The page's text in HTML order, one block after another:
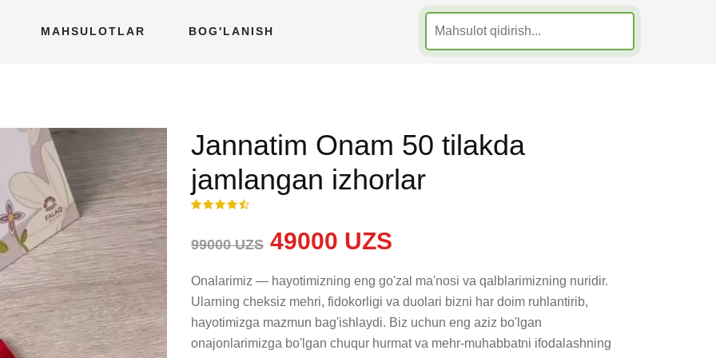
MAHSULOTLAR BOG'LANISH
Jannatim Onam 50 tilakda
jamlangan izhorlar
99000 UZS 49000 UZS
Onalarimiz — hayotimizning eng go'zal ma'nosi va qalblarimizning nuridir.
Ularning cheksiz mehri, fidokorligi va duolari bizni har doim ruhlantirib,
hayotimizga mazmun bag'ishlaydi. Biz uchun eng aziz bo'lgan
onajonlarimizga bo'lgan chuqur hurmat va mehr-muhabbatni ifodalashning